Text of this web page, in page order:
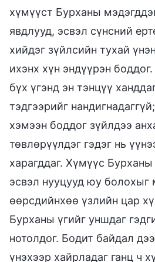
хүмүүст Бурханы
явдлууд, эсвэл сүнсний
хийдэг зүйлсийн тухай
ихэнх хүн эндүүрэн
бүх үгэнд эн тэнцүү
тэдгээрийг
хэмээн боддог зүйлдээ
төвлөрүүлдэг гэдэг нь
харагддаг. Хүмүүс
эсвэл нууцууд юу болохыг
өөрсдийнхөө үзлийн цар
Бурханы үгийг уншдаг
нотолдог. Бодит байдал
үнэхээр хайрладаг ганц ч